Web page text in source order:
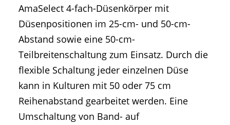
AmaSelect 4-fach-Düsenkörper mit
Düsenpositionen im 25-cm- und 50-cm-
Abstand sowie eine 50-cm-
Teilbreitenschaltung zum Einsatz. Durch die
flexible Schaltung jeder einzelnen Düse
kann in Kulturen mit 50 oder 75 cm
Reihenabstand gearbeitet werden. Eine
Umschaltung von Band- auf